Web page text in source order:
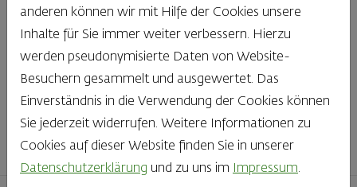
der Wahl zu haben? Noch dazu, wenn so großer Wert
auf den kleinen, feinen Unterschied gelegt wird, wie bei
Haubis. Beste Zutaten und Handwerk, das seinen
Namen auch verdient – das schmeckt man einfach!
Finden Sie Ihr Lieblingsprodukt
anderen können wir mit Hilfe der Cookies unsere
Inhalte für Sie immer weiter verbessern. Hierzu
werden pseudonymisierte Daten von Website-
Besuchern gesammelt und ausgewertet. Das
Einverständnis in die Verwendung der Cookies können
Sie jederzeit widerrufen. Weitere Informationen zu
Cookies auf dieser Website finden Sie in unserer
Datenschutzerklärung und zu uns im Impressum.